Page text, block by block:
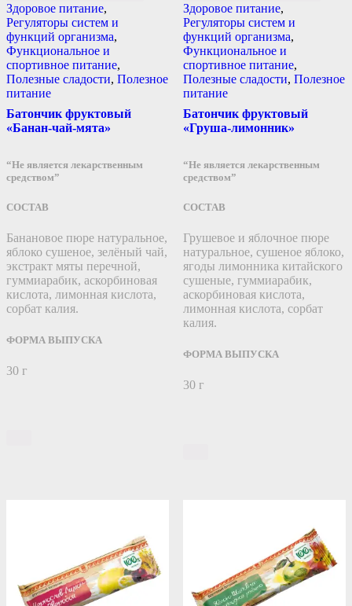
Здоровое питание,
Регуляторы систем и
функций организма,
Функциональное и
спортивное питание,
Полезные сладости, Полезное
питание
Батончик фруктовый
«Банан-чай-мята»
“Не является лекарственным
средством”
СОСТАВ
Банановое пюре натуральное,
яблоко сушеное, зелёный чай,
экстракт мяты перечной,
гуммиарабик, аскорбиновая
кислота, лимонная кислота,
сорбат калия.
ФОРМА ВЫПУСКА
30 г
Здоровое питание,
Регуляторы систем и
функций организма,
Функциональное и
спортивное питание,
Полезные сладости, Полезное
питание
Батончик фруктовый
«Груша-лимонник»
“Не является лекарственным
средством”
СОСТАВ
Грушевое и яблочное пюре
натуральное, сушеное яблоко,
ягоды лимонника китайского
сушеные, гуммиарабик,
аскорбиновая кислота,
лимонная кислота, сорбат
калия.
ФОРМА ВЫПУСКА
30 г